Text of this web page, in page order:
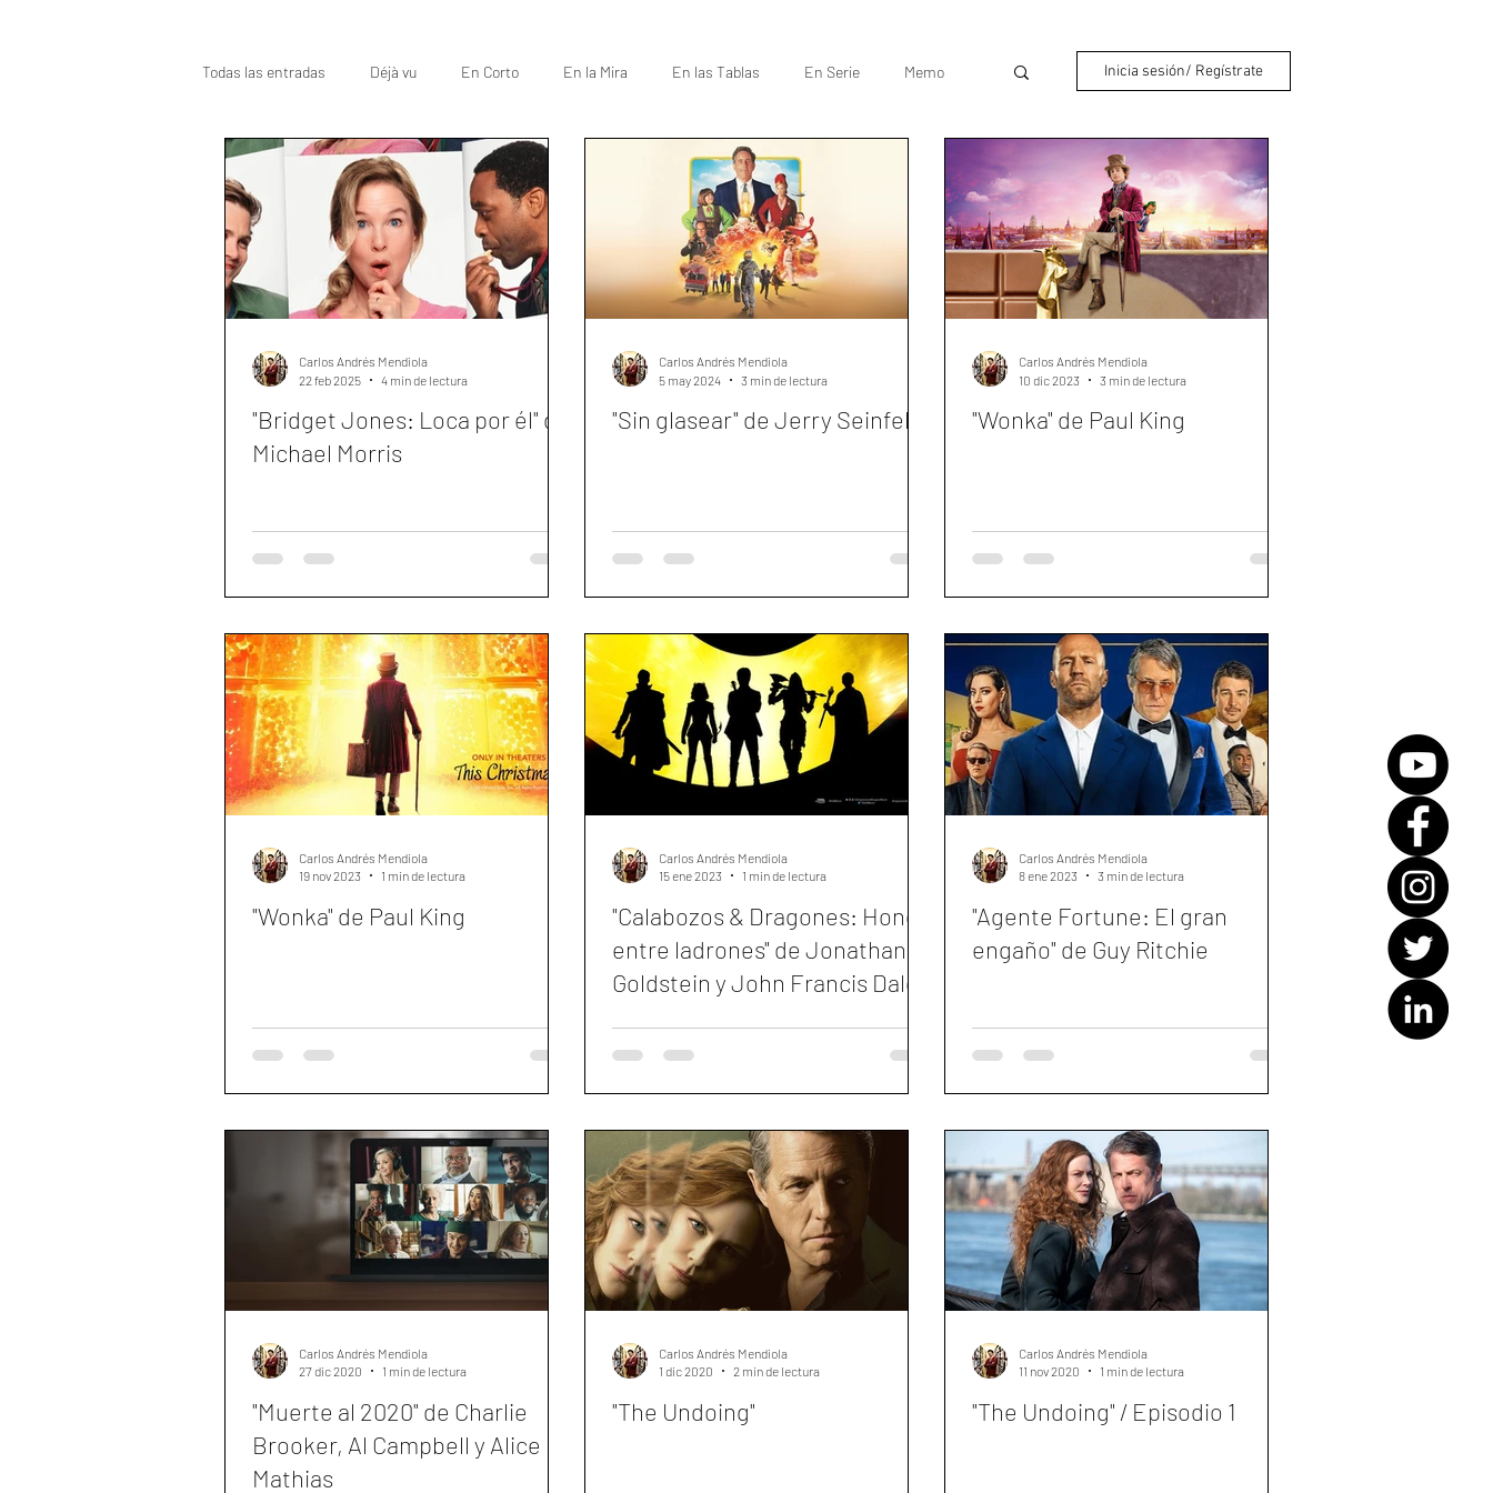
Todas las entradas Déjà vu En Corto En la Mira En las Tablas En Serie Memo
Oscar Top
Inicia sesión/ Regístrate
"Bridget Jones: Loca por él" de
Michael Morris
Carlos Andrés Mendiola
22 feb 2025
4 min de lectura
"Sin glasear" de Jerry Seinfeld
Carlos Andrés Mendiola
5 may 2024
3 min de lectura
"Wonka" de Paul King
Carlos Andrés Mendiola
10 dic 2023
3 min de lectura
"Wonka" de Paul King
Carlos Andrés Mendiola
19 nov 2023
1 min de lectura
"Calabozos & Dragones: Honor
entre ladrones" de Jonathan
Goldstein y John Francis Daley
Carlos Andrés Mendiola
15 ene 2023
1 min de lectura
"Agente Fortune: El gran
engaño" de Guy Ritchie
Carlos Andrés Mendiola
8 ene 2023
3 min de lectura
"Muerte al 2020" de Charlie
Brooker, Al Campbell y Alice
Mathias
Carlos Andrés Mendiola
27 dic 2020
1 min de lectura
"The Undoing"
Carlos Andrés Mendiola
1 dic 2020
2 min de lectura
"The Undoing" / Episodio 1
Carlos Andrés Mendiola
11 nov 2020
1 min de lectura